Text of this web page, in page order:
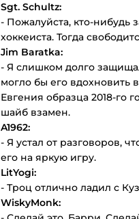
Sgt. Schultz:
- Пожалуйста, кто-нибудь
хоккеиста. Тогда
Jim Baratka:
- Я слишком долго
могло бы его
Евгения образца 2018-го
шайб взамен.
A1962:
- Я устал от разговоров,
его на яркую игру.
LitYogi:
- Троц отлично ладил с
WiskyMonk: